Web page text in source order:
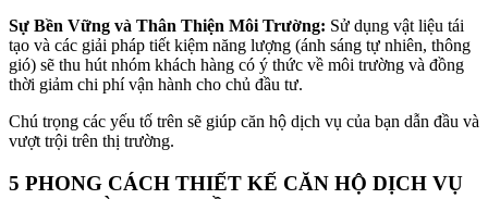
Sự Bền Vững và Thân Thiện Môi Trường: Sử dụng vật liệu tái
tạo và các giải pháp tiết kiệm năng lượng (ánh sáng tự nhiên, thông
gió) sẽ thu hút nhóm khách hàng có ý thức về môi trường và đồng
thời giảm chi phí vận hành cho chủ đầu tư.
Chú trọng các yếu tố trên sẽ giúp căn hộ dịch vụ của bạn dẫn đầu và
vượt trội trên thị trường.
5 PHONG CÁCH THIẾT KẾ CĂN HỘ DỊCH VỤ